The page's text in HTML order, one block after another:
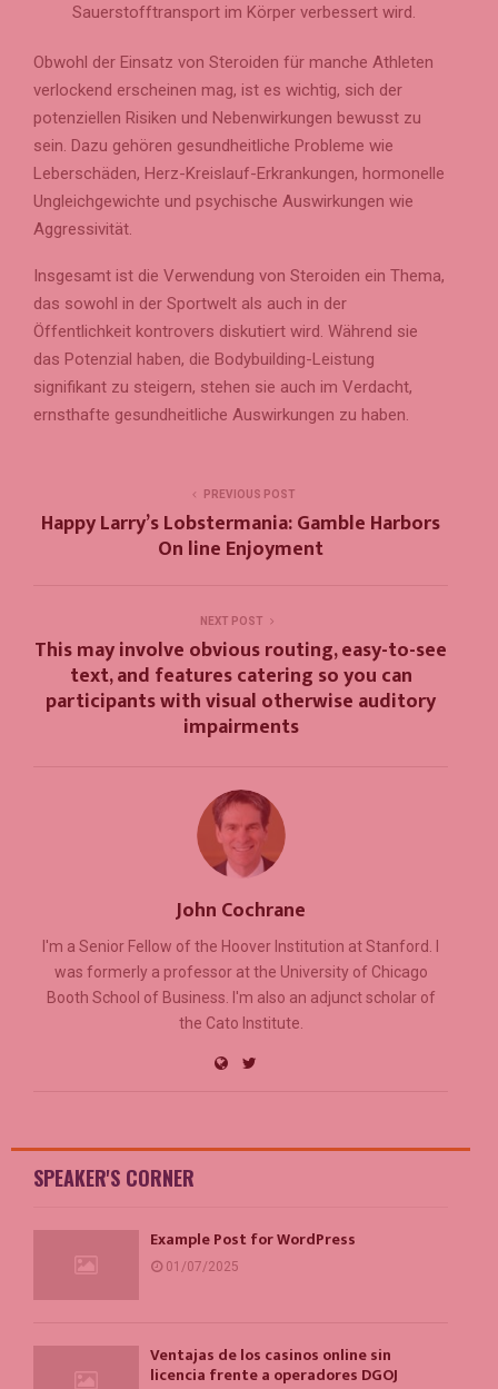
Sauerstofftransport im Körper verbessert wird.
Obwohl der Einsatz von Steroiden für manche Athleten
verlockend erscheinen mag, ist es wichtig, sich der
potenziellen Risiken und Nebenwirkungen bewusst zu
sein. Dazu gehören gesundheitliche Probleme wie
Leberschäden, Herz-Kreislauf-Erkrankungen, hormonelle
Ungleichgewichte und psychische Auswirkungen wie
Aggressivität.
Insgesamt ist die Verwendung von Steroiden ein Thema,
das sowohl in der Sportwelt als auch in der
Öffentlichkeit kontrovers diskutiert wird. Während sie
das Potenzial haben, die Bodybuilding-Leistung
signifikant zu steigern, stehen sie auch im Verdacht,
ernsthafte gesundheitliche Auswirkungen zu haben.
PREVIOUS POST
Happy Larry’s Lobstermania: Gamble Harbors
On line Enjoyment
NEXT POST
This may involve obvious routing, easy-to-see
text, and features catering so you can
participants with visual otherwise auditory
impairments
John Cochrane
I'm a Senior Fellow of the Hoover Institution at Stanford. I
was formerly a professor at the University of Chicago
Booth School of Business. I'm also an adjunct scholar of
the Cato Institute.
SPEAKER'S CORNER
Example Post for WordPress
01/07/2025
Ventajas de los casinos online sin
licencia frente a operadores DGOJ